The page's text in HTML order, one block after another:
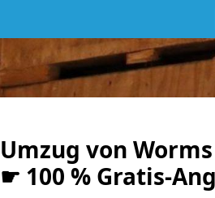
Umzug von
☛ 100 % Gratis-